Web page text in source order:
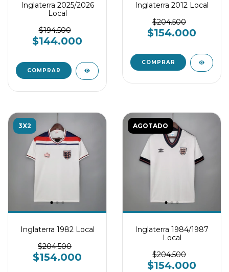
Inglaterra 2025/2026
Local
$194.500
$144.000
COMPRAR
Inglaterra 2012 Local
$204.500
$154.000
COMPRAR
3X2
Inglaterra 1982 Local
$204.500
$154.000
AGOTADO
Inglaterra 1984/1987
Local
$204.500
$154.000